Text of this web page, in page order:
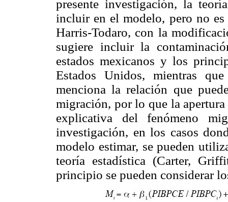
presente investigación, la
incluir en el modelo, pero no
Harris-Todaro, con la
sugiere incluir la
estados mexicanos y los
Estados Unidos, mientras
menciona la relación que
migración, por lo que la
explicativa del fenómeno
investigación, en los casos
modelo estimar, se pueden
teoría estadística (Carter,
principio se pueden considerar